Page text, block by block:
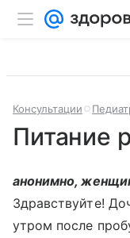
Консультации
Питание
анонимно,
Здравствуйте!
утром после